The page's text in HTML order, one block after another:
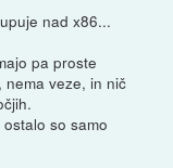
nad x86...
pa proste
veze, in nič
so samo